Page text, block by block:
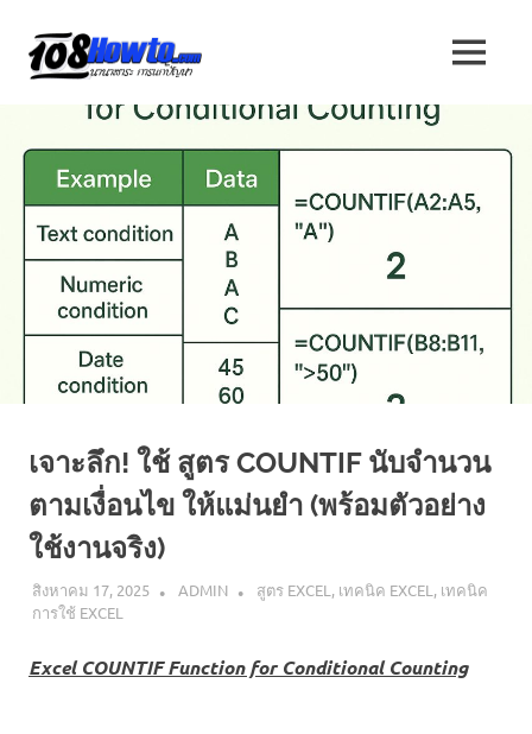
content
HOW
TO
นานา
สาระ
น่า
รู้
การ
ทำ
ความ
เกี่ยว
กับ
และ
มากมาย
MENU
เจาะลึก! ใช้ สูตร COUNTIF นับจำนวน
ตามเงื่อนไข ให้แม่นยำ (พร้อมตัวอย่าง
ใช้งานจริง)
สิงหาคม 17, 2025 ADMIN สูตร EXCEL , เทคนิค EXCEL , เทคนิค
การใช้ EXCEL
Excel COUNTIF Function for Conditional Counting